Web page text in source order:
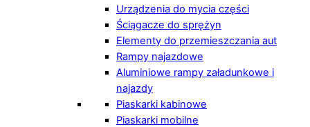
Urządzenia do mycia części
Ściągacze do sprężyn
Elementy do przemieszczania aut
Rampy najazdowe
Aluminiowe rampy załadunkowe i
najazdy
Piaskarki kabinowe
Piaskarki mobilne